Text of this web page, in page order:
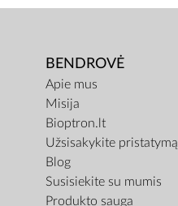
BENDROVĖ
Apie mus
Misija
Bioptron.lt
Užsisakykite pristatymą
Blog
Susisiekite su mumis
Produkto sauga